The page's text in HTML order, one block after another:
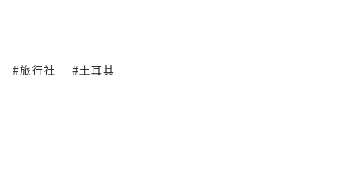
#旅行社 #土耳其